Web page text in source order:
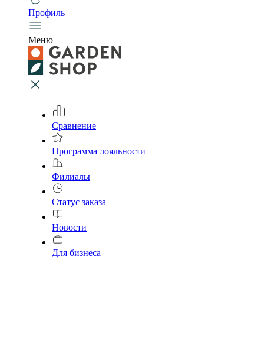
Профиль
Меню
Сравнение
Программа лояльности
Филиалы
Статус заказа
Новости
Для бизнеса